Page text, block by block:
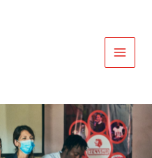
MAIN